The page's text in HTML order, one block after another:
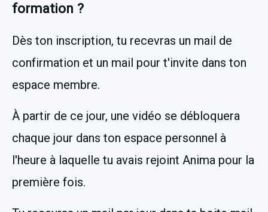
formation ?
Dès ton inscription, tu recevras un mail de
confirmation et un mail pour t'invite dans ton
espace membre.
À partir de ce jour, une vidéo se débloquera
chaque jour dans ton espace personnel à
l'heure à laquelle tu avais rejoint Anima pour la
première fois.